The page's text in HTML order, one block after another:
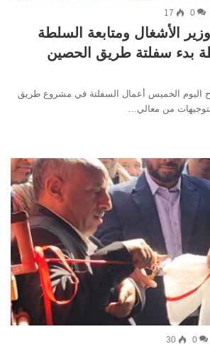
0
17
الأشغال ومتابعة السلطة
بدء سفلتة طريق الحصين
اليوم الخميس أعمال السفلتة في مشروع طريق
من معالي…
0
30